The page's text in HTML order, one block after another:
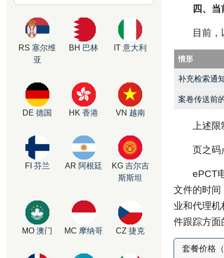
四、当
目前
情形
补充检索通
案卷传送前
上述
页之码
ePCT
文件的时间
业和代理
件跟踪方面
套餐价格
RS 塞尔维
亚
BH 巴林 IT 意大利
DE 德国 HK 香港 VN 越南
FI 芬兰 AR 阿根廷 KG 吉尔吉
斯斯坦
MO 澳门 MC 摩纳哥 CZ 捷克